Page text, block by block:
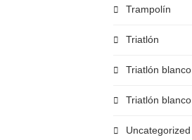
Trampolín
Triatlón
Triatlón blanco
Triatlón blanco
Uncategorized